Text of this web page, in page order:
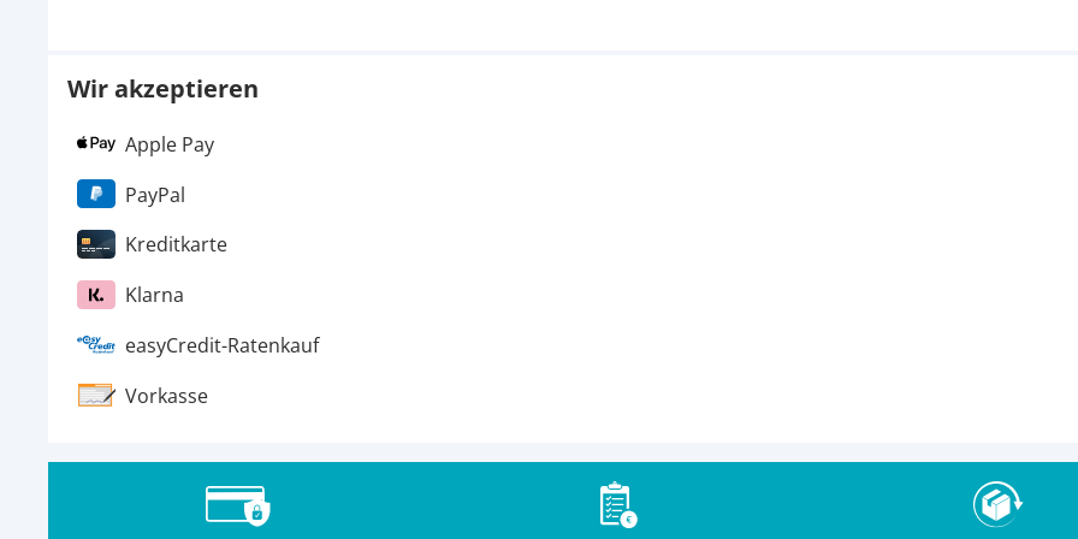
Wir akzeptieren
Apple Pay
PayPal
Kreditkarte
Klarna
easyCredit-Ratenkauf
Vorkasse